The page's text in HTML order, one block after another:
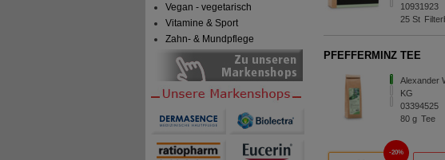
Vegan - vegetarisch
Vitamine & Sport
Zahn- & Mundpflege
10931923
25St
PFEFFERMINZ TEE
Alexander
KG
03394525
80g Tee
20%